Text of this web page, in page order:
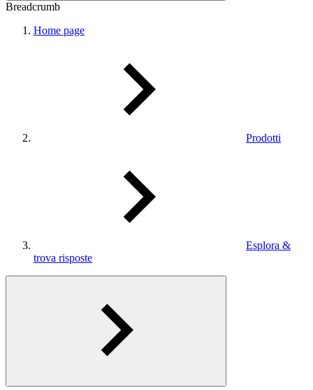
Breadcrumb
Home page
Prodotti
Esplora &
trova risposte